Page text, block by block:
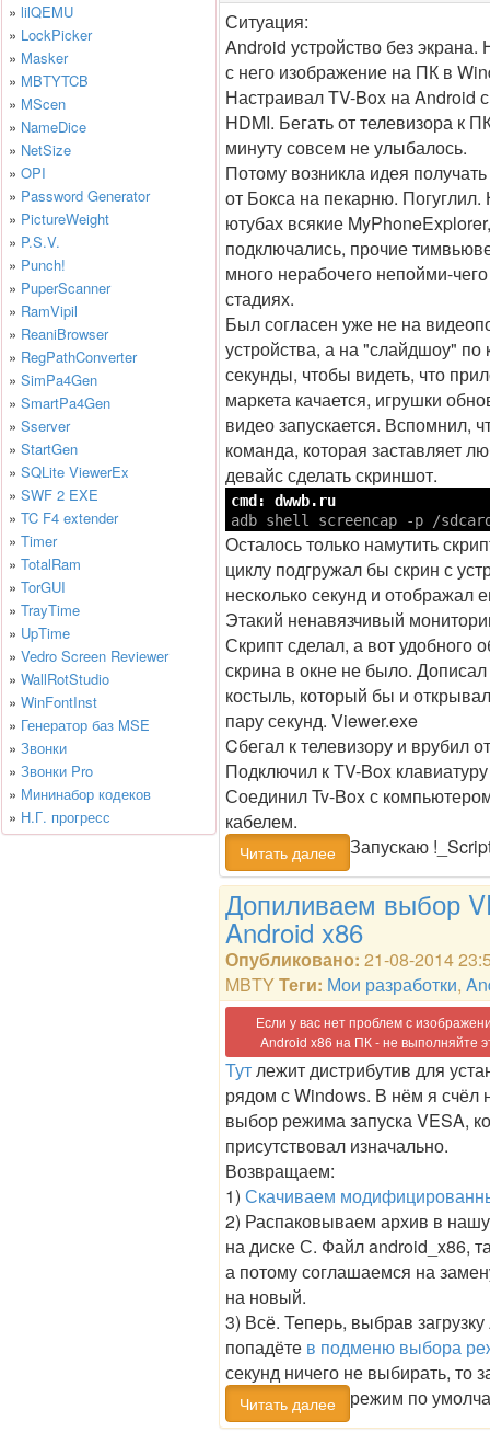
» lilQEMU
» LockPicker
» Masker
» MBTYTCB
» MScen
» NameDice
» NetSize
» OPI
» Password Generator
» PictureWeight
» P.S.V.
» Punch!
» PuperScanner
» RamVipil
» ReaniBrowser
» RegPathConverter
» SimPa4Gen
» SmartPa4Gen
» Sserver
» StartGen
» SQLite ViewerEx
» SWF 2 EXE
» TC F4 extender
» Timer
» TotalRam
» TorGUI
» TrayTime
» UpTime
» Vedro Screen Reviewer
» WallRotStudio
» WinFontInst
» Генератор баз MSE
» Звонки
» Звонки Pro
» Мининабор кодеков
» Н.Г. прогресс
Ситуация:
Android устройство без экрана.
с него изображение на ПК в
Настраивал TV-Box на Android
HDMI. Бегать от телевизора к
минуту совсем не улыбалось.
Потому возникла идея
от Бокса на пекарню. Погуглил.
ютубах всякие
подключались, прочие
много нерабочего непойми-
стадиях.
Был согласен уже не на
устройства, а на "слайдшоу" по
секунды, чтобы видеть, что
маркета качается, игрушки
видео запускается. Вспомнил,
команда, которая заставляет
девайс сделать скриншот.
cmd: dwwb.ru
adb shell screencap -p /
Осталось только намутить
циклу подгружал бы скрин с
несколько секунд и отображал
Этакий ненавязчивый
Скрипт сделал, а вот удобного
скрина в окне не было.
костыль, который бы и
пару секунд. Viewer.exe
Cбегал к телевизору и врубил
Подключил к TV-Box
Соединил Tv-Box с
кабелем.
Запускаю
Читать далее
Допиливаем выбор
Android x86
Опубликовано: 21-08-2014
MBTYТеги: Мои разработки,
Если у вас нет проблем с
Android x86 на ПК - не выполняйте
Тутлежит дистрибутив для
рядом с Windows. В нём я счёл
выбор режима запуска VESA,
присутствовал изначально.
Возвращаем:
1) Скачиваем
2) Распаковываем архив в
на диске С. Файл android_x86,
а потому соглашаемся на
на новый.
3) Всё. Теперь, выбрав
попадёте в подменю выбора
секунд ничего не выбирать, то
режим по
Читать далее